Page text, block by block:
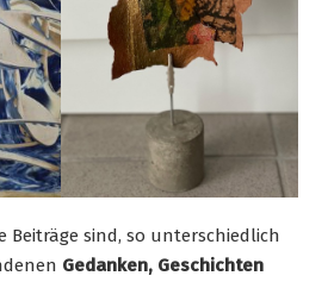
Beiträge sind, so unterschiedlich
Gedanken, Geschichten